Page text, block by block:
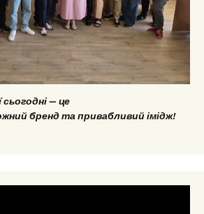
сьогодні — це
бренд та привабливий імідж!